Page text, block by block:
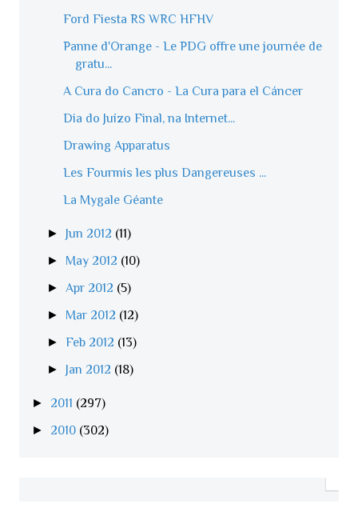
Ford Fiesta RS WRC HFHV
Panne d'Orange - Le PDG offre une journée de
gratu...
A Cura do Cancro - La Cura para el Cáncer
Dia do Juízo Final, na Internet...
Drawing Apparatus
Les Fourmis les plus Dangereuses ...
La Mygale Géante
► Jun 2012 (11)
► May 2012 (10)
► Apr 2012 (5)
► Mar 2012 (12)
►Feb 2012 (13)
► Jan 2012 (18)
► 2011 (297)
► 2010 (302)